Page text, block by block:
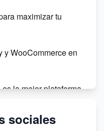
maximizar tu
y WooCommerce en
la mejor plataforma
- ¿Cuál es la
sociales